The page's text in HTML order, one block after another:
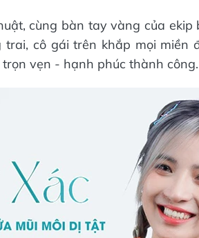
cùng bàn tay vàng của ekip
cô gái trên khắp mọi miền
vẹn - hạnh phúc thành công.